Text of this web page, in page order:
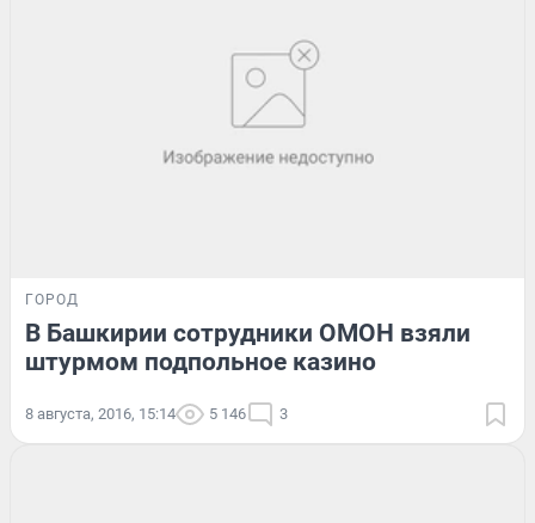
ГОРОД
В Башкирии сотрудники ОМОН взяли
штурмом подпольное казино
8 августа, 2016, 15:14 5 146 3